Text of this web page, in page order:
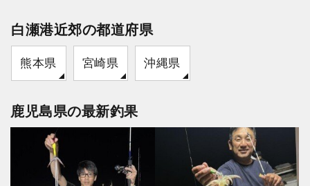
白瀬港近郊の都道府県
熊本県 宮崎県 沖縄県
鹿児島県の最新釣果